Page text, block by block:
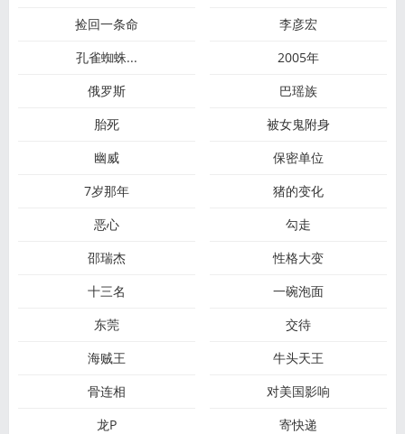
捡回一条命
李彦宏
孔雀蜘蛛...
2005年
俄罗斯
巴瑶族
胎死
被女鬼附身
幽威
保密单位
7岁那年
猪的变化
恶心
勾走
邵瑞杰
性格大变
十三名
一碗泡面
东莞
交待
海贼王
牛头天王
骨连相
对美国影响
龙P
寄快递